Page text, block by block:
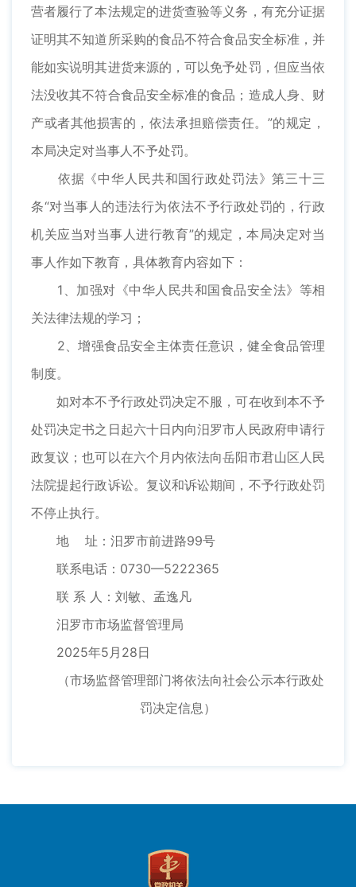
营者履行了本法规定的进货查验等义务，有充分证据
证明其不知道所采购的食品不符合食品安全标准，并
能如实说明其进货来源的，可以免予处罚，但应当依
法没收其不符合食品安全标准的食品；造成人身、财
产或者其他损害的，依法承担赔偿责任。”的规定，
本局决定对当事人不予处罚。
依据《中华人民共和国行政处罚法》第三十三
条“对当事人的违法行为依法不予行政处罚的，行政
机关应当对当事人进行教育”的规定，本局决定对当
事人作如下教育，具体教育内容如下：
1、加强对《中华人民共和国食品安全法》等相
关法律法规的学习；
2、增强食品安全主体责任意识，健全食品管理
制度。
如对本不予行政处罚决定不服，可在收到本不予
处罚决定书之日起六十日内向汨罗市人民政府申请行
政复议；也可以在六个月内依法向岳阳市君山区人民
法院提起行政诉讼。复议和诉讼期间，不予行政处罚
不停止执行。
地 址：汨罗市前进路99号
联系电话：0730—5222365
联 系 人：刘敏、孟逸凡
汨罗市市场监督管理局
2025年5月28日
（市场监督管理部门将依法向社会公示本行政处
罚决定信息）